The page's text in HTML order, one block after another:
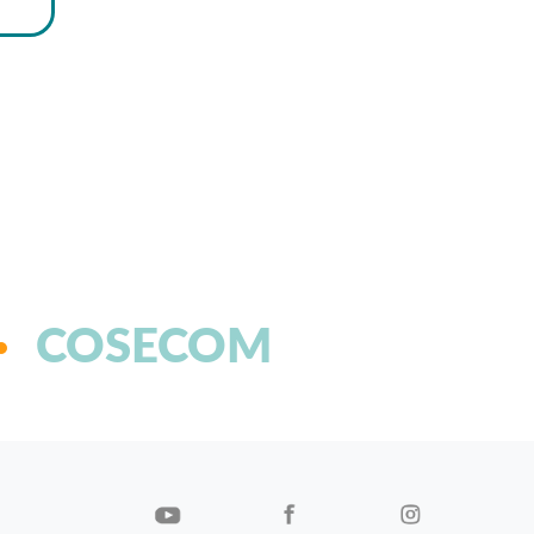
COSECOM